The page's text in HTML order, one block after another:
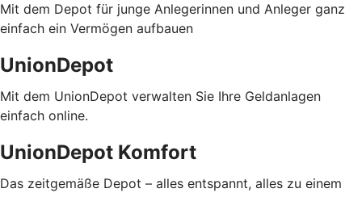
Mit dem Depot für junge Anlegerinnen und Anleger ganz
einfach ein Vermögen aufbauen
UnionDepot
Mit dem UnionDepot verwalten Sie Ihre Geldanlagen
einfach online.
UnionDepot Komfort
Das zeitgemäße Depot – alles entspannt, alles zu einem